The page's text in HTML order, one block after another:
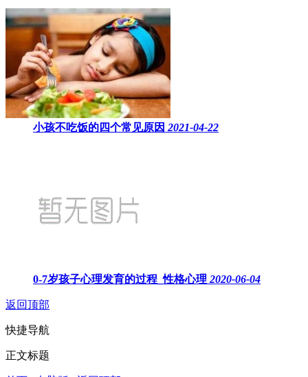
小孩不吃饭的四个常见原因 2021-04-22
0-7岁孩子心理发育的过程_性格心理 2020-06-04
返回顶部
快捷导航
正文标题